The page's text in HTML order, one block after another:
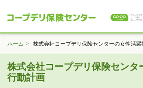
ホーム 株式会社コープデリ保険センターの女性活
株式会社コープデリ保険センタ
行動計画